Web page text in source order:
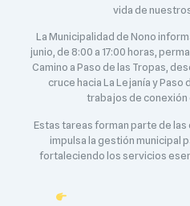
vida de
La Municipalidad de Nono
junio, de 8:00 a 17:00 horas,
Camino a Paso de las Tropas,
cruce hacia La Lejanía y Paso
trabajos de conexión
Estas tareas forman parte de
impulsa la gestión municipal
fortaleciendo los servicios